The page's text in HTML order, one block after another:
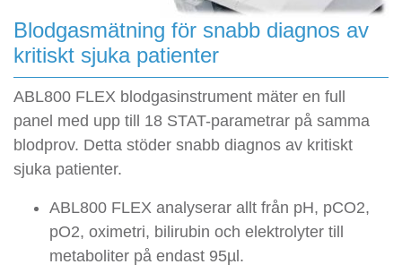
Blodgasmätning för snabb diagnos av
kritiskt sjuka patienter
ABL800 FLEX blodgasinstrument mäter en full
panel med upp till 18 STAT-parametrar på samma
blodprov. Detta stöder snabb diagnos av kritiskt
sjuka patienter.
ABL800 FLEX analyserar allt från pH, pCO2,
pO2, oximetri, bilirubin och elektrolyter till
metaboliter på endast 95µl.